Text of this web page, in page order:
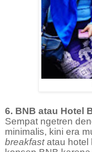
6. BNB atau Hotel
Sempat ngetren
minimalis, kini era
breakfastatau hotel